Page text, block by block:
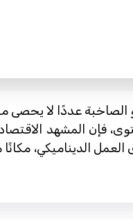
عددًا لا يحصى
فإن المشهد
العمل الديناميكي،